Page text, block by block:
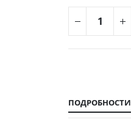
изображений
ПОДРОБНОСТИ